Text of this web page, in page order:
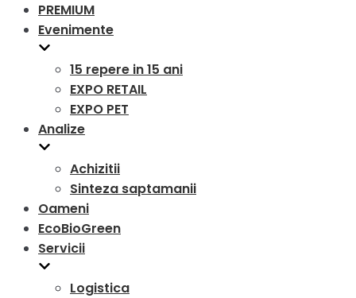
PREMIUM
Evenimente
15 repere in 15 ani
EXPO RETAIL
EXPO PET
Analize
Achizitii
Sinteza saptamanii
Oameni
EcoBioGreen
Servicii
Logistica